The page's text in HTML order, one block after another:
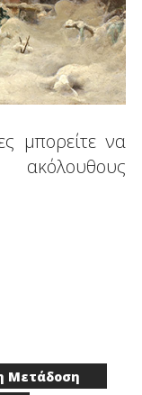
μπορείτε να
Μετάδοση